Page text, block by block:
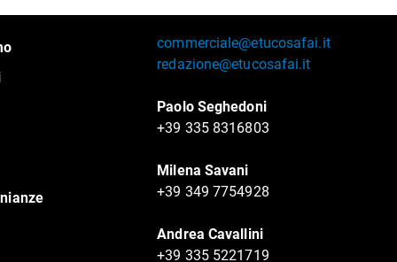
commerciale@etucosafai.it
redazione@etucosafai.it
Paolo Seghedoni
+39 335 8316803
Milena Savani
+39 349 7754928
Andrea Cavallini
+39 335 5221719